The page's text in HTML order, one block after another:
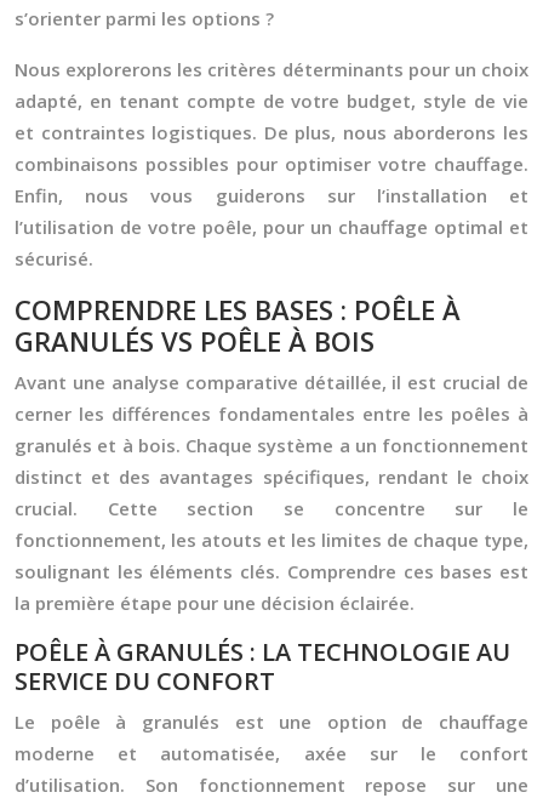
s’orienter parmi les options ?
Nous explorerons les critères déterminants pour un choix
adapté, en tenant compte de votre budget, style de vie
et contraintes logistiques. De plus, nous aborderons les
combinaisons possibles pour optimiser votre chauffage.
Enfin, nous vous guiderons sur l’installation et
l’utilisation de votre poêle, pour un chauffage optimal et
sécurisé.
COMPRENDRE LES BASES : POÊLE À
GRANULÉS VS POÊLE À BOIS
Avant une analyse comparative détaillée, il est crucial de
cerner les différences fondamentales entre les poêles à
granulés et à bois. Chaque système a un fonctionnement
distinct et des avantages spécifiques, rendant le choix
crucial. Cette section se concentre sur le
fonctionnement, les atouts et les limites de chaque type,
soulignant les éléments clés. Comprendre ces bases est
la première étape pour une décision éclairée.
POÊLE À GRANULÉS : LA TECHNOLOGIE AU
SERVICE DU CONFORT
Le poêle à granulés est une option de chauffage
moderne et automatisée, axée sur le confort
d’utilisation. Son fonctionnement repose sur une